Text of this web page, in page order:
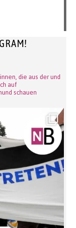
die aus der und
auf
schauen